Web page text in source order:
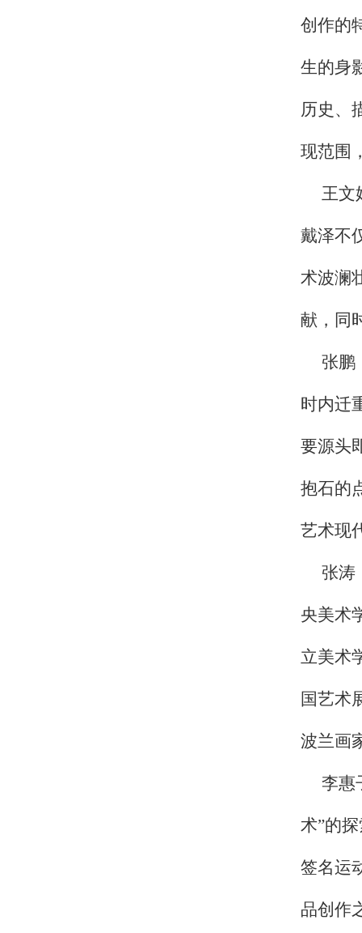
创作的
生的身
历史、
现范围
王文
戴泽不
术波澜
献，同
张鹏
时内迁
要源头
抱石的
艺术现
张涛
央美术
立美术
国艺术
波兰画
李惠
术”的
签名运
品创作